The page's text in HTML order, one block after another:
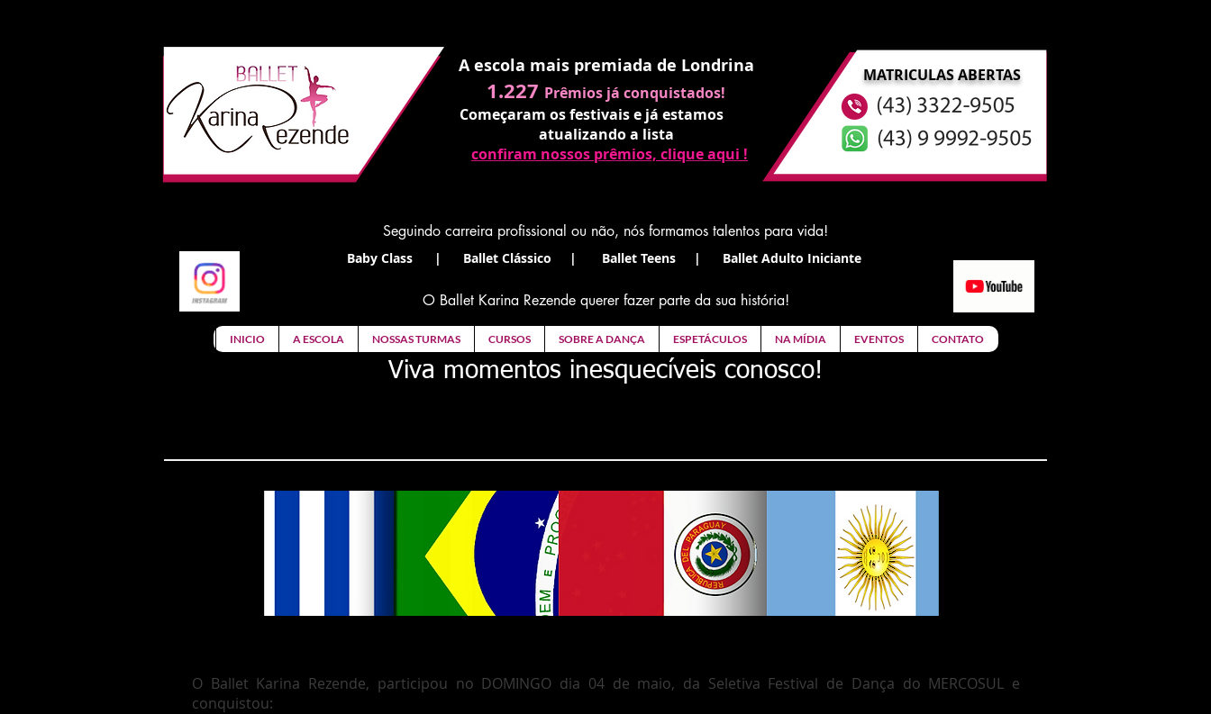
A escola mais premiada de Londrina
1.227 Prêmios já conquistados!
Começaram os festivais e já estamos
atualizando a lista
confiram nossos prêmios, clique aqui !
MATRICULAS ABERTAS
Seguindo carreira profissional ou não, nós formamos talentos para vida!
Baby Class | Ballet Clássico | Ballet Teens | Ballet Adulto Iniciante
O Ballet Karina Rezende querer fazer parte da sua história!
INICIO A ESCOLA NOSSAS TURMAS CURSOS SOBRE A DANÇA ESPETÁCULOS NA MÍDIA EVENTOS CONTATO
Viva momentos inesquecíveis conosco!
O Ballet Karina Rezende, participou no DOMINGO dia 04 de maio, da Seletiva Festival de Dança do MERCOSUL e
conquistou: